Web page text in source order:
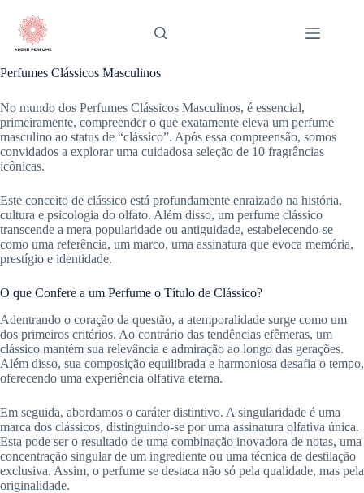
para
conteúdo
Perfumes Clássicos Masculinos
No mundo dos Perfumes Clássicos Masculinos, é essencial,
primeiramente, compreender o que exatamente eleva um perfume
masculino ao status de “clássico”. Após essa compreensão, somos
convidados a explorar uma cuidadosa seleção de 10 fragrâncias
icônicas.
Este conceito de clássico está profundamente enraizado na história,
cultura e psicologia do olfato. Além disso, um perfume clássico
transcende a mera popularidade ou antiguidade, estabelecendo-se
como uma referência, um marco, uma assinatura que evoca memória,
prestígio e identidade.
O que Confere a um Perfume o Título de Clássico?
Adentrando o coração da questão, a atemporalidade surge como um
dos primeiros critérios. Ao contrário das tendências efêmeras, um
clássico mantém sua relevância e admiração ao longo das gerações.
Além disso, sua composição equilibrada e harmoniosa desafia o tempo,
oferecendo uma experiência olfativa eterna.
Em seguida, abordamos o caráter distintivo. A singularidade é uma
marca dos clássicos, distinguindo-se por uma assinatura olfativa única.
Esta pode ser o resultado de uma combinação inovadora de notas, uma
concentração singular de um ingrediente ou uma técnica de destilação
exclusiva. Assim, o perfume se destaca não só pela qualidade, mas pela
originalidade.